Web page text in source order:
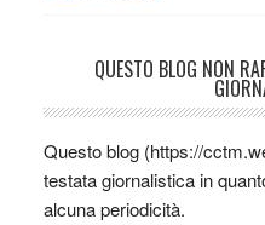
QUESTO BLOG NON
Questo blog (https://
testata giornalistica in
alcuna periodicità.